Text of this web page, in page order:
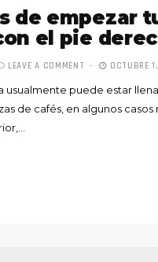
de empezar
el pie
LEAVE A COMMENT OCTUBRE
usualmente puede estar
de cafés, en algunos casos